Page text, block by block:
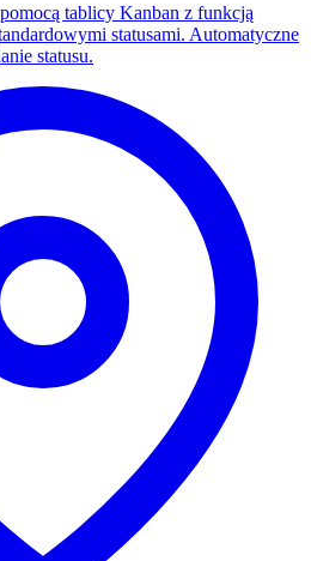
tablicy Kanban z funkcją
statusami. Automatyczne
statusu.